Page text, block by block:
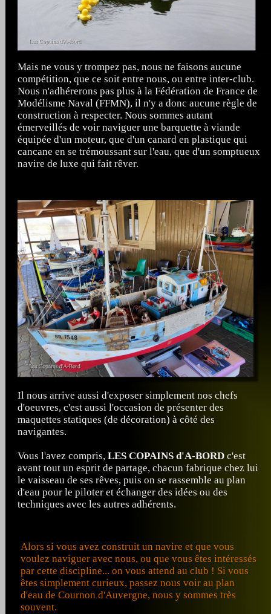
Mais ne vous y trompez pas, nous ne faisons aucune
compétition, que ce soit entre nous, ou entre inter-club.
Nous n'adhérerons pas plus à la Fédération de France de
Modélisme Naval (FFMN), il n'y a donc aucune règle de
construction à respecter. Nous sommes autant
émerveillés de voir naviguer une barquette à viande
équipée d'un moteur, que d'un canard en plastique qui
cancane en se trémoussant sur l'eau, que d'un somptueux
navire de luxe qui fait rêver.
Il nous arrive aussi d'exposer simplement nos chefs
d'oeuvres, c'est aussi l'occasion de présenter des
maquettes statiques (de décoration) à côté des
navigantes.
Vous l'avez compris, LES COPAINS d'A-BORD c'est
avant tout un esprit de partage, chacun fabrique chez lui
le vaisseau de ses rêves, puis on se rassemble au plan
d'eau pour le piloter et échanger des idées ou des
techniques avec les autres adhérents.
Alors si vous avez construit un navire et que vous
voulez naviguer avec nous, ou que vous êtes intéressés
par cette discipline... on vous attend au club ! Si vous
êtes simplement curieux, passez nous voir au plan
d'eau de Cournon d'Auvergne, nous y sommes très
souvent.